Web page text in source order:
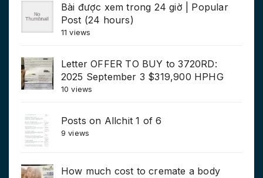
Bài được xem trong 24 giờ | Popular
Post (24 hours)
11 views
Letter OFFER TO BUY to 3720RD:
2025 September 3 $319,900 HPHG
10 views
Posts on Allchit 1 of 6
9 views
How much cost to cremate a body